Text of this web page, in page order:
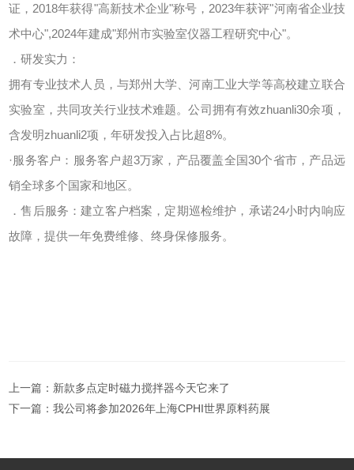
证，2018年获得"高新技术企业"称号，2023年获评"河南省企业技
术中心",2024年建成"郑州市实验室仪器工程研究中心"。
．研发实力：
拥有专业技术人员，与郑州大学、河南工业大学等高校建立联合
实验室，共同攻关行业技术难题。公司拥有有效zhuanli30余项，
含发明zhuanli2项，年研发投入占比超8%。
·服务客户：服务客户超3万家，产品覆盖全国30个省市，产品远
销全球多个国家和地区。
．售后服务：建立客户档案，定期巡检维护，承诺24小时内响应
故障，提供一年免费维修、终身保修服务。
上一篇： 新款多点定时磁力搅拌器今天它来了
下一篇：我公司将参加2026年上海CPHI世界原料药展